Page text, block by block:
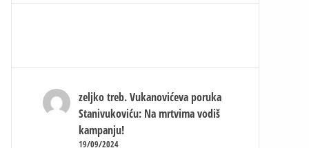
zeljko treb. Vukanovićeva poruka
Stanivukoviću: Na mrtvima vodiš
kampanju!
19/09/2024